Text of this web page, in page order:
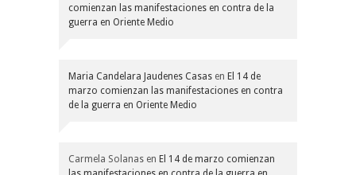
comienzan las manifestaciones en contra de la
guerra en Oriente Medio
Maria Candelara Jaudenes Casas en El 14 de
marzo comienzan las manifestaciones en contra
de la guerra en Oriente Medio
Carmela Solanas en El 14 de marzo comienzan